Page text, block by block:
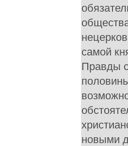
самой
Правды
новыми